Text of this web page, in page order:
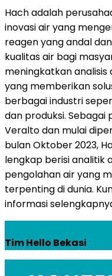
Hach adalah
inovasi air yang
reagen yang andal
kualitas air bagi
meningkatkan
yang memberikan
berbagai industri
dan produksi. Sebagai
Veralto dan mulai
bulan Oktober 2023,
lengkap berisi analitik
pengolahan air yang
terpenting di dunia.
informasi
Tim Hello Bekasi